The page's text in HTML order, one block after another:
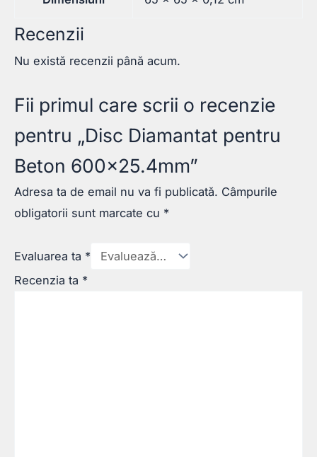
Recenzii
Nu există recenzii până acum.
Fii primul care scrii o recenzie
pentru „Disc Diamantat pentru
Beton 600×25.4mm”
Adresa ta de email nu va fi publicată. Câmpurile
obligatorii sunt marcate cu *
Evaluarea ta *
Recenzia ta *